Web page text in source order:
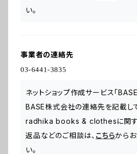
い。
事業者の連絡先
ネットショップ作成サービス「
BASE株式会社の連絡先を記載して
radhika books & clothesに関す
返品などのご相談は、 こちらから
い。